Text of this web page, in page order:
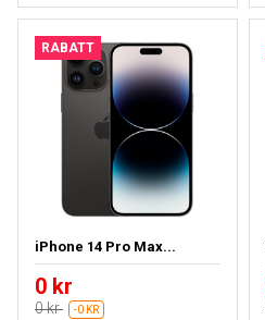
RABATT
iPhone 14 Pro Max...
0 kr
0 kr -0 KR